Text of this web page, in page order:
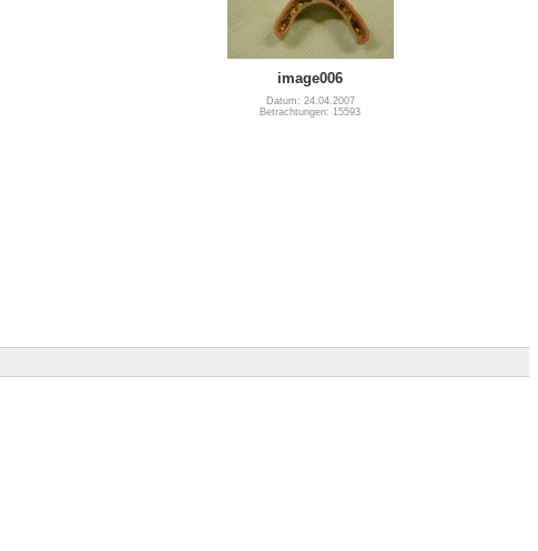
image006
Datum: 24.04.2007
Betrachtungen: 15593